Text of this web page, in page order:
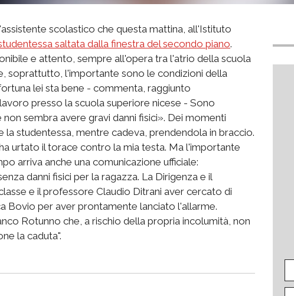
scolastico che questa mattina, all'Istituto
saltata dalla finestra del secondo piano.
e attento, sempre all'opera tra l'atrio della scuola
soprattutto, l'importante sono le condizioni della
lei sta bene - commenta, raggiunto
presso la scuola superiore nicese - Sono
sembra avere gravi danni fisici». Dei momenti
studentessa, mentre cadeva, prendendola in braccio.
urtato il torace contro la mia testa. Ma l'importante
arriva anche una comunicazione ufficiale:
danni fisici per la ragazza. La Dirigenza e il
e il professore Claudio Ditrani aver cercato di
Bovio per aver prontamente lanciato l'allarme.
Rotunno che, a rischio della propria incolumità, non
la caduta".